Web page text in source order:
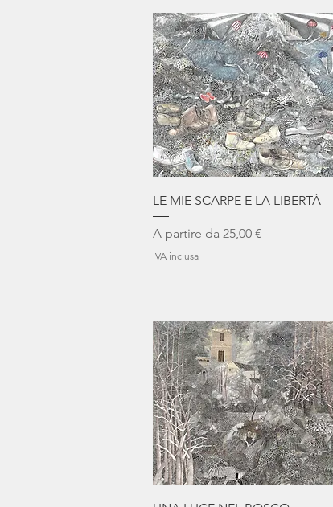
Vista rapida
LE MIE SCARPE E LA LIBERTÀ
A partire da 25,00 €
Prezzo scontato
IVA inclusa